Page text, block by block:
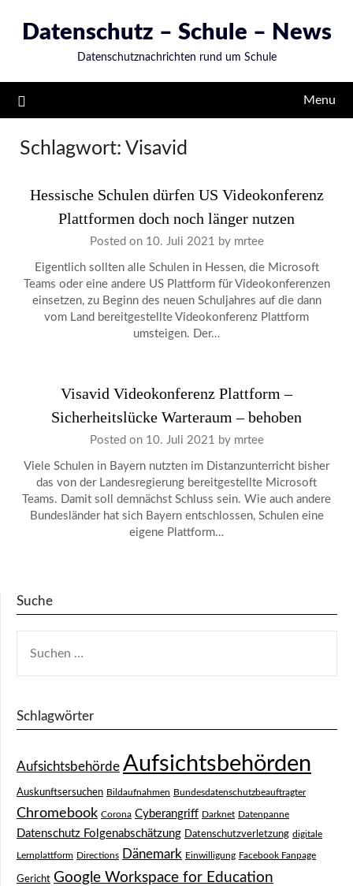
Datenschutz – Schule – News
Datenschutznachrichten rund um Schule
Menu
Schlagwort: Visavid
Hessische Schulen dürfen US Videokonferenz
Plattformen doch noch länger nutzen
Posted on 10. Juli 2021 by mrtee
Eigentlich sollten alle Schulen in Hessen, die Microsoft
Teams oder eine andere US Plattform für Videokonferenzen
einsetzen, zu Beginn des neuen Schuljahres auf die dann
vom Land bereitgestellte Videokonferenz Plattform
umsteigen. Der…
Visavid Videokonferenz Plattform –
Sicherheitslücke Warteraum – behoben
Posted on 10. Juli 2021 by mrtee
Viele Schulen in Bayern nutzten im Distanzunterricht bisher
das von der Landesregierung bereitgestellte Microsoft
Teams. Damit soll demnächst Schluss sein. Wie auch andere
Bundesländer hat sich Bayern entschlossen, Schulen eine
eigene Plattform…
Suche
NACH:
Schlagwörter
Aufsichtsbehörde Aufsichtsbehörden
Auskunftsersuchen Bildaufnahmen Bundesdatenschutzbeauftragter
Chromebook Corona Cyberangriff Darknet Datenpanne
Datenschutz Folgenabschätzung Datenschutzverletzung digitale
Lernplattform Directions Dänemark Einwilligung Facebook Fanpage
Gericht Google Workspace for Education